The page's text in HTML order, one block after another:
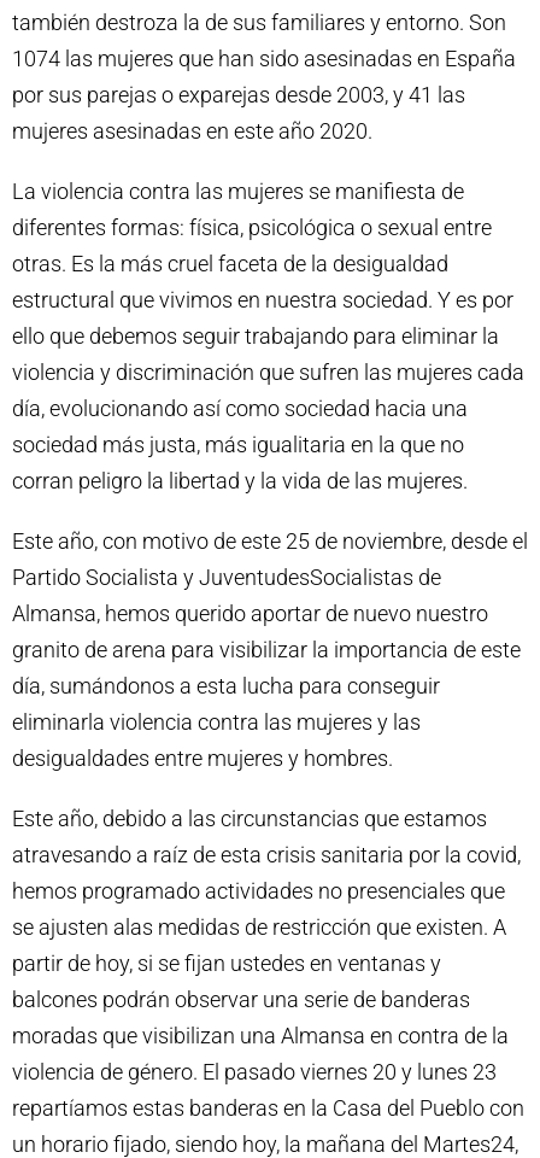
también destroza la de sus familiares y entorno. Son
1074 las mujeres que han sido asesinadas en España
por sus parejas o exparejas desde 2003, y 41 las
mujeres asesinadas en este año 2020.
La violencia contra las mujeres se manifiesta de
diferentes formas: física, psicológica o sexual entre
otras. Es la más cruel faceta de la desigualdad
estructural que vivimos en nuestra sociedad. Y es por
ello que debemos seguir trabajando para eliminar la
violencia y discriminación que sufren las mujeres cada
día, evolucionando así como sociedad hacia una
sociedad más justa, más igualitaria en la que no
corran peligro la libertad y la vida de las mujeres.
Este año, con motivo de este 25 de noviembre, desde el
Partido Socialista y JuventudesSocialistas de
Almansa, hemos querido aportar de nuevo nuestro
granito de arena para visibilizar la importancia de este
día, sumándonos a esta lucha para conseguir
eliminarla violencia contra las mujeres y las
desigualdades entre mujeres y hombres.
Este año, debido a las circunstancias que estamos
atravesando a raíz de esta crisis sanitaria por la covid,
hemos programado actividades no presenciales que
se ajusten alas medidas de restricción que existen. A
partir de hoy, si se fijan ustedes en ventanas y
balcones podrán observar una serie de banderas
moradas que visibilizan una Almansa en contra de la
violencia de género. El pasado viernes 20 y lunes 23
repartíamos estas banderas en la Casa del Pueblo con
un horario fijado, siendo hoy, la mañana del Martes24,